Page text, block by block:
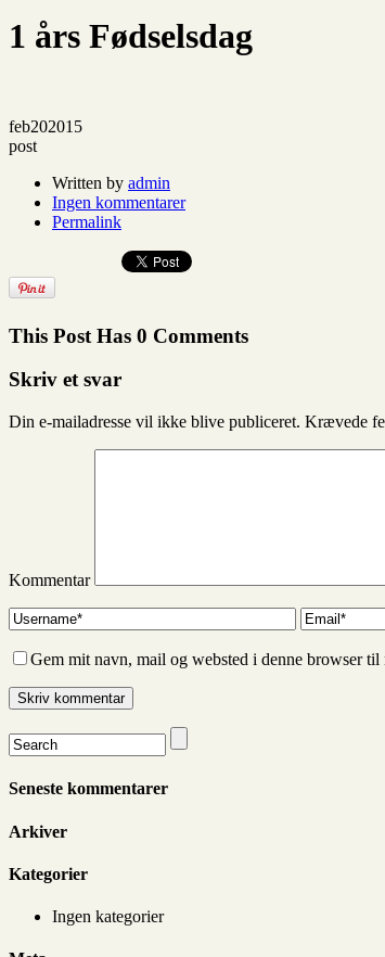
1 års Fødselsdag
feb202015
post
Written by admin
Ingen kommentarer
Permalink
This Post Has 0 Comments
Skriv et svar
Din e-mailadresse vil ikke blive publiceret. Krævede
Kommentar
Gem mit navn, mail og websted i denne browser til
Seneste kommentarer
Arkiver
Kategorier
Ingen kategorier